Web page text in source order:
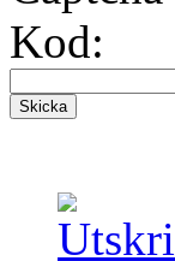
Kod: